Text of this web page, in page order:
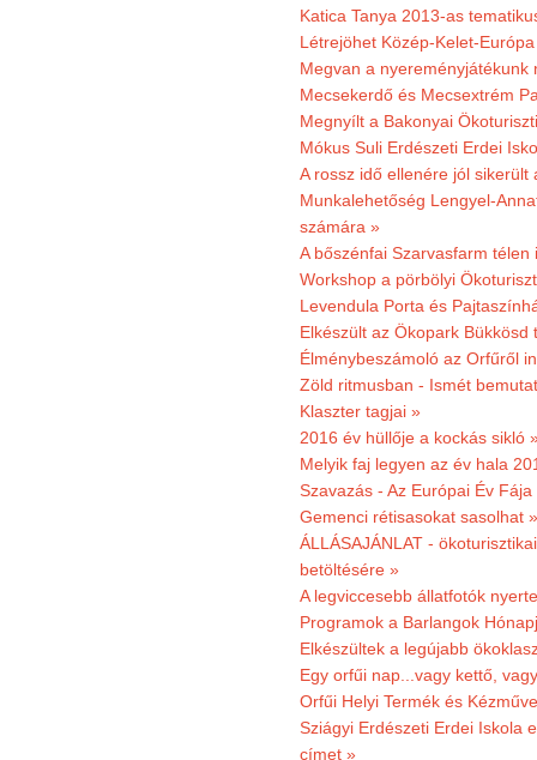
Katica Tanya 2013-as
Létrejöhet Közép-Kelet-
Megvan a nyereményjátékunk
Mecsekerdő és Mecsextrém
Megnyílt a Bakonyai
Mókus Suli Erdészeti Erdei
A rossz idő ellenére jól sikerült
Munkalehetőség Lengyel-
számára »
A bőszénfai Szarvasfarm
Workshop a pörbölyi
Levendula Porta és
Elkészült az Ökopark
Élménybeszámoló az Orfűről
Zöld ritmusban - Ismét
Klaszter tagjai »
2016 év hüllője a kockás sikló
Melyik faj legyen az év hala
Szavazás - Az Európai Év
Gemenci rétisasokat sasolhat »
ÁLLÁSAJÁNLAT -
betöltésére »
A legviccesebb állatfotók
Programok a Barlangok
Elkészültek a legújabb
Egy orfűi nap...vagy kettő,
Orfűi Helyi Termék és
Sziágyi Erdészeti Erdei Iskola
címet »